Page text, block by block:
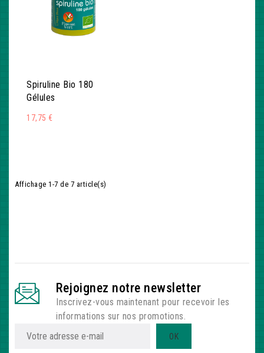
Spiruline Bio 180
Gélules
17,75 €
Affichage 1-7 de 7 article(s)
Rejoignez notre newsletter
Inscrivez-vous maintenant pour recevoir les
informations sur nos promotions.